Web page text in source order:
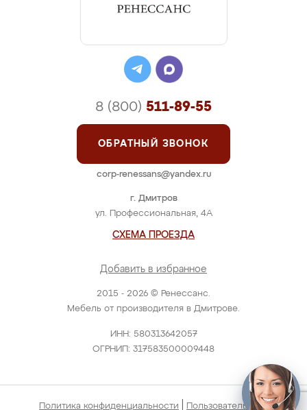
2015 - 2026 © Ренессанс.
Мебель от производителя в Дмитрове.
ИНН: 580313642057
ОГРНИП: 317583500009448
г. Дмитров
ул. Профессиональная, 4А
СХЕМА ПРОЕЗДА
Добавить в избранное
8 (800) 511-89-55
ОБРАТНЫЙ ЗВОНОК
corp-renessans@yandex.ru
Политика конфиденциальности Пользовательское